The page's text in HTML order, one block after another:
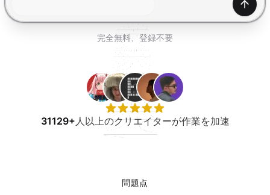
生成
完全無料、登録不要
31129+人以上のクリエイターが作業を加速
問題点